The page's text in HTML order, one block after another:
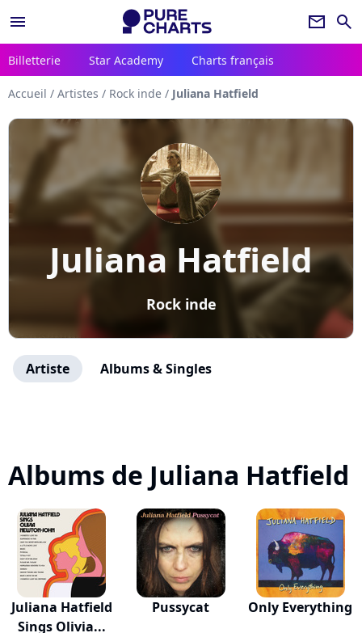
menu newsletter search
Billetterie Star Academy Charts français
Accueil / Artistes / Rock inde / Juliana Hatfield
Juliana Hatfield
Rock inde
Artiste Albums & Singles
Albums de Juliana Hatfield
Juliana Hatfield
Sings Olivia...
Pussycat Only Everything